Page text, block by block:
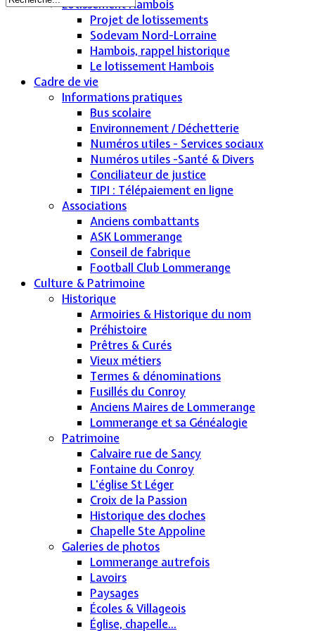
Lotissement Hambois
Projet de lotissements
Sodevam Nord-Lorraine
Hambois, rappel historique
Le lotissement Hambois
Cadre de vie
Informations pratiques
Bus scolaire
Environnement / Déchetterie
Numéros utiles - Services sociaux
Numéros utiles -Santé & Divers
Conciliateur de justice
TIPI : Télépaiement en ligne
Associations
Anciens combattants
ASK Lommerange
Conseil de fabrique
Football Club Lommerange
Culture & Patrimoine
Historique
Armoiries & Historique du nom
Préhistoire
Prêtres & Curés
Vieux métiers
Termes & dénominations
Fusillés du Conroy
Anciens Maires de Lommerange
Lommerange et sa Généalogie
Patrimoine
Calvaire rue de Sancy
Fontaine du Conroy
L'église St Léger
Croix de la Passion
Historique des cloches
Chapelle Ste Appoline
Galeries de photos
Lommerange autrefois
Lavoirs
Paysages
Écoles & Villageois
Église, chapelle...